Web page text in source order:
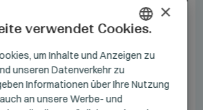
HUNGARIAN
GERMAN
ENGLISH
×
verwendet Cookies.
um Inhalte und Anzeigen zu
unseren Datenverkehr zu
Informationen über Ihre Nutzung
an unsere Werbe- und